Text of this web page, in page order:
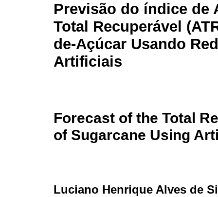
Previsão do índice de
Total Recuperável
de-Açúcar Usando
Artificiais
Forecast of the Total
of Sugarcane Using
Luciano Henrique Alves de